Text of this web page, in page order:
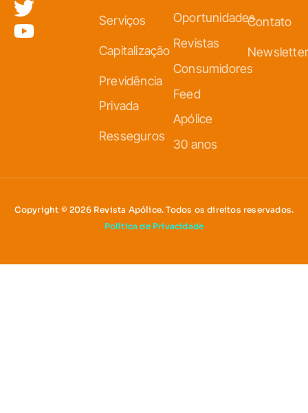
Serviços
Capitalização
Previdência
Privada
Resseguros
Oportunidades
Revistas
Consumidores
Feed
Apólice
30 anos
Contato
Newsletter
Copyright © 2026 Revista Apólice. Todos os direitos reservados.
Política de Privacidade